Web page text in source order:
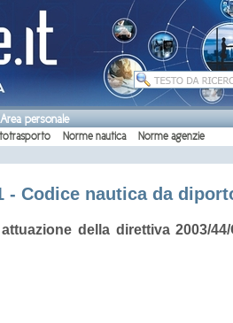
Area personale
Norme nautica
Norme agenzie
- Codice nautica da
della direttiva 2003/